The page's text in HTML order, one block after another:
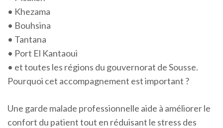
• Khezama
• Bouhsina
• Tantana
• Port El Kantaoui
• et toutes les régions du gouvernorat de Sousse.
Pourquoi cet accompagnement est important ?
Une garde malade professionnelle aide à améliorer le
confort du patient tout en réduisant le stress des